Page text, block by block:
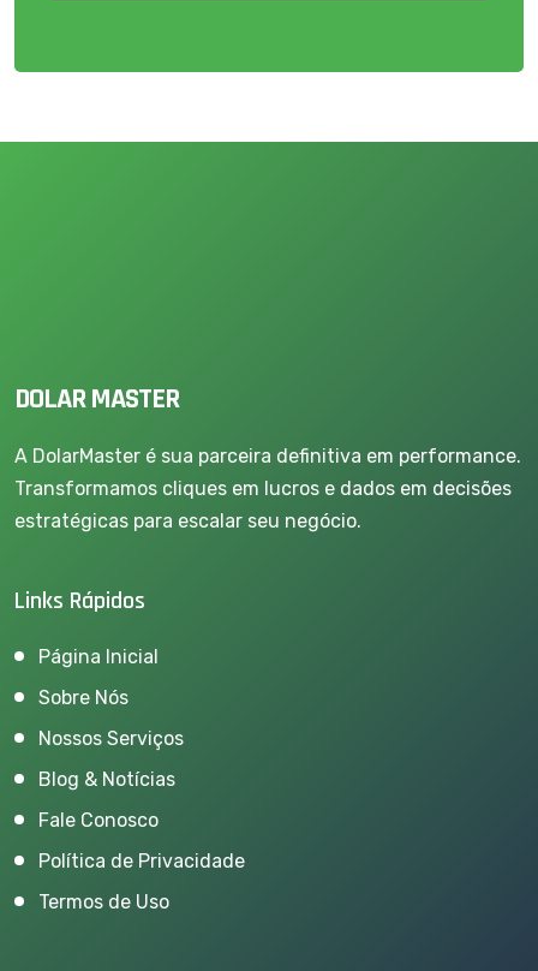
DOLAR MASTER
A DolarMaster é sua parceira definitiva em performance.
Transformamos cliques em lucros e dados em decisões
estratégicas para escalar seu negócio.
Links Rápidos
Página Inicial
Sobre Nós
Nossos Serviços
Blog & Notícias
Fale Conosco
Política de Privacidade
Termos de Uso